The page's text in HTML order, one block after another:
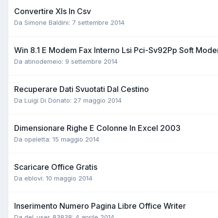
Convertire Xls In Csv
Da Simone Baldini: 7 settembre 2014
Win 8.1 E Modem Fax Interno Lsi Pci-Sv92Pp Soft
Da atinodemeio: 9 settembre 2014
Recuperare Dati Svuotati Dal Cestino
Da Luigi Di Donato: 27 maggio 2014
Dimensionare Righe E Colonne In Excel 2003
Da opeletta: 15 maggio 2014
Scaricare Office Gratis
Da eblovi: 10 maggio 2014
Inserimento Numero Pagina Libre Office Writer